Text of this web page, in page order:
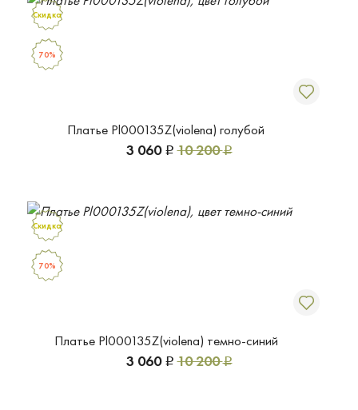
Платье Pl000135Z(violena) голубой
3 060 Р 10 200Р
Скидка
70%
Платье Pl000135Z(violena) темно-синий
3 060 Р 10 200Р
Скидка
70%